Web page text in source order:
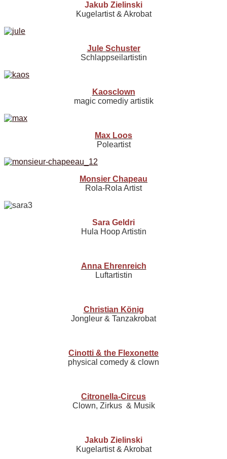
Jakub Zielinski
Kugelartist & Akrobat
Jule Schuster
Schlappseilartistin
Kaosclown
magic comediy artistik
Max Loos
Poleartist
Monsier Chapeau
Rola-Rola Artist
Sara Geldri
Hula Hoop Artistin
Anna Ehrenreich
Luftartistin
Christian König
Jongleur & Tanzakrobat
Cinotti & the Flexonette
physical comedy & clown
Citronella-Circus
Clown, Zirkus & Musik
Jakub Zielinski
Kugelartist & Akrobat